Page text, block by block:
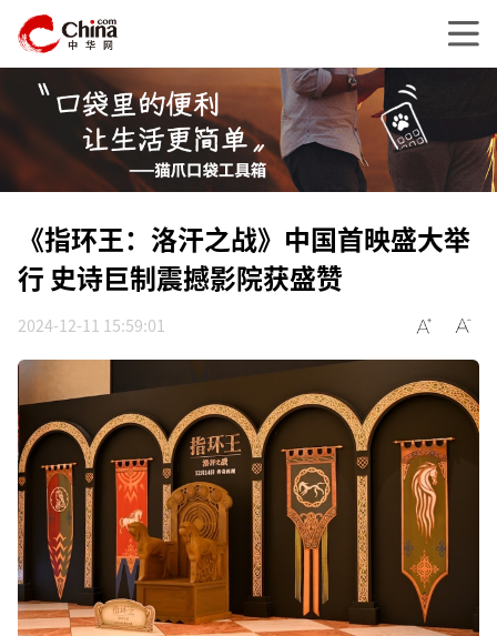
《指环王：洛汗之战》中国首映盛大举
行 史诗巨制震撼影院获盛赞
2024-12-11 15:59:01